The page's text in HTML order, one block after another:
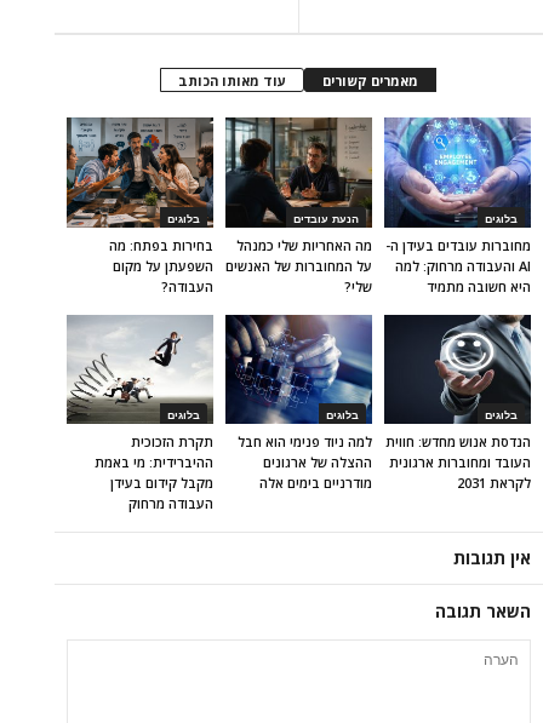
מאמרים קשורים עוד מאותו הכותב
בלוגים
בחירות בפתח: מה
השפעתן על מקום
העבודה?
הנעת עובדים
מה האחריות שלי כמנהל
על המחוברות של האנשים
שלי?
בלוגים
מחוברות עובדים בעידן ה-
AI והעבודה מרחוק: למה
היא חשובה מתמיד
בלוגים
תקרת הזכוכית
ההיברידית: מי באמת
מקבל קידום בעידן
העבודה מרחוק
בלוגים
למה ניוד פנימי הוא חבל
ההצלה של ארגונים
מודרניים בימים אלה
בלוגים
הנדסת אנוש מחדש: חווית
העובד ומחוברות ארגונית
לקראת 2031
אין תגובות
השאר תגובה